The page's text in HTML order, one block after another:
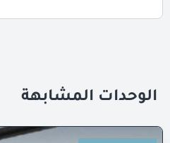
الوحدات المشابهة